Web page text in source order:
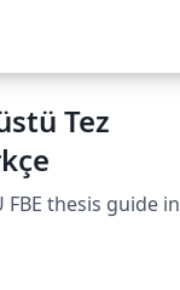
Tez
FBE thesis guide in